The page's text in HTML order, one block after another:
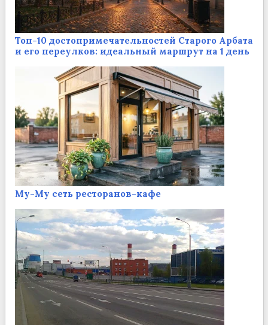
Топ-10 достопримечательностей Старого Арбата
и его переулков: идеальный маршрут на 1 день
Му-Му сеть ресторанов-кафе